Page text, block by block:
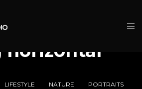
horizontal
LIFESTYLE NATURE
PORTRAITS